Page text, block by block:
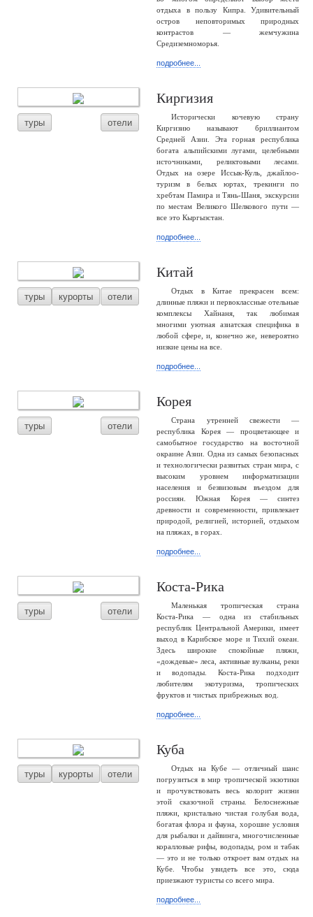
отдыха в пользу Кипра. Удивительный
остров неповторимых природных
контрастов — жемчужина
Средиземноморья.
подробнее...
туры отели
Киргизия
Исторически кочевую страну
Киргизию называют бриллиантом
Средней Азии. Эта горная республика
богата альпийскими лугами, целебными
источниками, реликтовыми лесами.
Отдых на озере Иссык-Куль, джайлоо-
туризм в белых юртах, трекинги по
хребтам Памира и Тянь-Шаня, экскурсии
по местам Великого Шелкового пути —
все это Кыргызстан.
подробнее...
туры курорты отели
Китай
Отдых в Китае прекрасен всем:
длинные пляжи и первоклассные отельные
комплексы Хайнаня, так любимая
многими уютная азиатская специфика в
любой сфере, и, конечно же, невероятно
низкие цены на все.
подробнее...
туры отели
Корея
Страна утренней свежести —
республика Корея — процветающее и
самобытное государство на восточной
окраине Азии. Одна из самых безопасных
и технологически развитых стран мира, с
высоким уровнем информатизации
населения и безвизовым въездом для
россиян. Южная Корея — синтез
древности и современности, привлекает
природой, религией, историей, отдыхом
на пляжах, в горах.
подробнее...
туры отели
Коста-Рика
Маленькая тропическая страна
Коста-Рика — одна из стабильных
республик Центральной Америки, имеет
выход в Карибское море и Тихий океан.
Здесь широкие спокойные пляжи,
«дождевые» леса, активные вулканы, реки
и водопады. Коста-Рика подходит
любителям экотуризма, тропических
фруктов и чистых прибрежных вод.
подробнее...
туры курорты отели
Куба
Отдых на Кубе — отличный шанс
погрузиться в мир тропической экзотики
и прочувствовать весь колорит жизни
этой сказочной страны. Белоснежные
пляжи, кристально чистая голубая вода,
богатая флора и фауна, хорошие условия
для рыбалки и дайвинга, многочисленные
коралловые рифы, водопады, ром и табак
— это и не только откроет вам отдых на
Кубе. Чтобы увидеть все это, сюда
приезжают туристы со всего мира.
подробнее...